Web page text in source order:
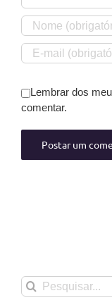
Lembrar dos
comentar.
Buscar
resultados